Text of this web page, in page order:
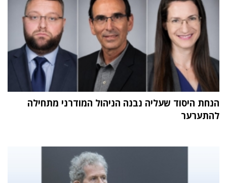
הנחת היסוד שעליה נבנה הניהול המודרני מתחילה
להתערער